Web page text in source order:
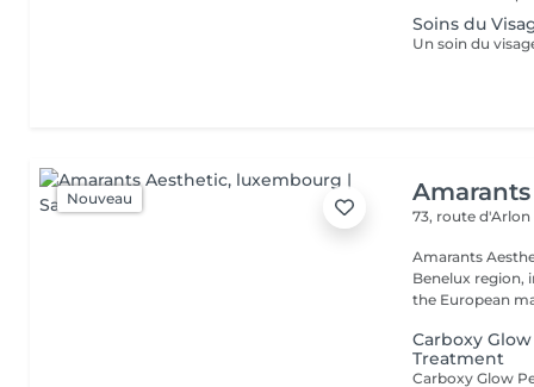
Soins du
Nouveau
73, route d'Arlon
Amarants
Benelux region,
the European
Carboxy
Treatment